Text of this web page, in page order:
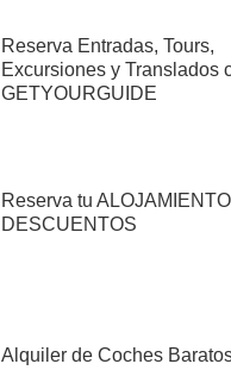
Reserva Entradas, Tours,
Excursiones y Translados
GETYOURGUIDE
Reserva tu
DESCUENTOS
Alquiler de Coches